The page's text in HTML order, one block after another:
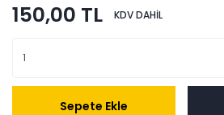
150,00 TL KDV DAHİL
Sepete Ekle